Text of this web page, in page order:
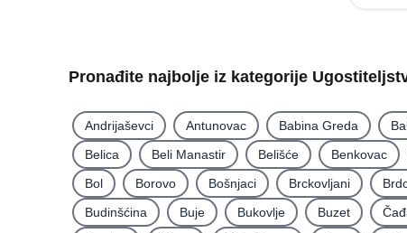
Pronađite najbolje iz kategorije
Andrijaševci Antunovac Babina Greda
Belica
Beli Manastir Belišće Benkovac
Bol
Borovo Bošnjaci Brckovljani
Budinšćina
Buje Bukovlje Buzet